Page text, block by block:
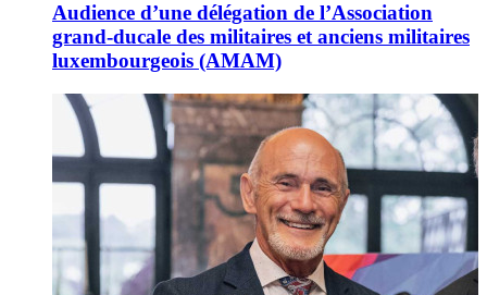
Audience d’une délégation de l’Association
grand-ducale des militaires et anciens militaires
luxembourgeois (AMAM)